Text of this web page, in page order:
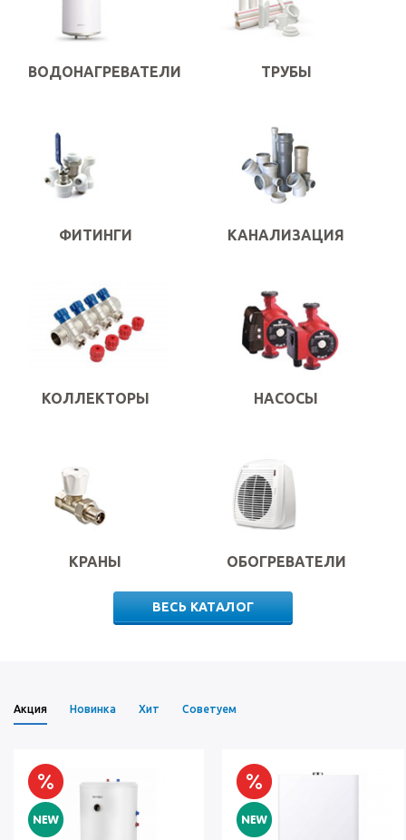
ВОДОНАГРЕВАТЕЛИ ТРУБЫ
ФИТИНГИ КАНАЛИЗАЦИЯ
КОЛЛЕКТОРЫ НАСОСЫ
КРАНЫ ОБОГРЕВАТЕЛИ
ВЕСЬ КАТАЛОГ
Акция Новинка Хит Советуем